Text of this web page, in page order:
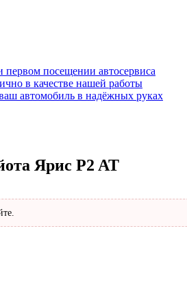
первом посещении автосервиса
в качестве нашей работы
автомобиль в надёжных руках
Ярис P2 AT